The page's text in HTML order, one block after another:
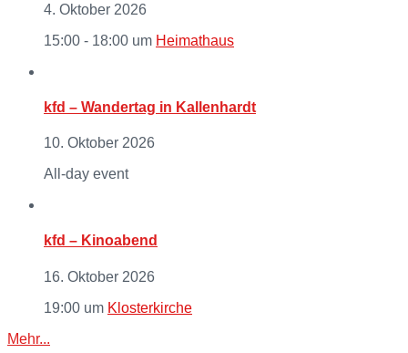
4. Oktober 2026
15:00 - 18:00 um Heimathaus
kfd – Wandertag in Kallenhardt
10. Oktober 2026
All-day event
kfd – Kinoabend
16. Oktober 2026
19:00 um Klosterkirche
Mehr...